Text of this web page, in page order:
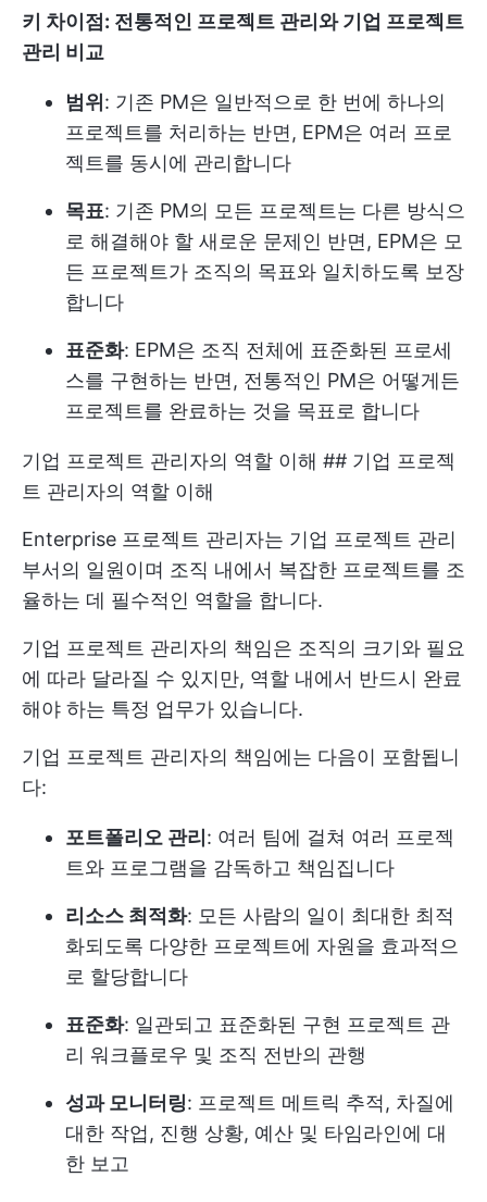
키 차이점: 전통적인 프로젝트 관리와 기업 프로젝트
관리 비교
범위 : 기존 PM은 일반적으로 한 번에 하나의
프로젝트를 처리하는 반면, EPM은 여러 프로
젝트를 동시에 관리합니다
목표: 기존 PM의 모든 프로젝트는 다른 방식으
로 해결해야 할 새로운 문제인 반면, EPM은 모
든 프로젝트가 조직의 목표와 일치하도록 보장
합니다
표준화: EPM은 조직 전체에 표준화된 프로세
스를 구현하는 반면, 전통적인 PM은 어떻게든
프로젝트를 완료하는 것을 목표로 합니다
기업 프로젝트 관리자의 역할 이해 ## 기업 프로젝
트 관리자의 역할 이해
Enterprise 프로젝트 관리자는 기업 프로젝트 관리
부서의 일원이며 조직 내에서 복잡한 프로젝트를 조
율하는 데 필수적인 역할을 합니다.
기업 프로젝트 관리자의 책임은 조직의 크기와 필요
에 따라 달라질 수 있지만, 역할 내에서 반드시 완료
해야 하는 특정 업무가 있습니다.
기업 프로젝트 관리자의 책임에는 다음이 포함됩니
다:
포트폴리오 관리 : 여러 팀에 걸쳐 여러 프로젝
트와 프로그램을 감독하고 책임집니다
리소스 최적화: 모든 사람의 일이 최대한 최적
화되도록 다양한 프로젝트에 자원을 효과적으
로 할당합니다
표준화: 일관되고 표준화된 구현 프로젝트 관
리 워크플로우 및 조직 전반의 관행
성과 모니터링: 프로젝트 메트릭 추적, 차질에
대한 작업, 진행 상황, 예산 및 타임라인에 대
한 보고